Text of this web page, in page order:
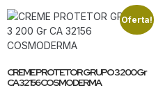
Oferta!
CREME PROTETOR GRUPO 3 200 Gr
CA 32156 COSMODERMA